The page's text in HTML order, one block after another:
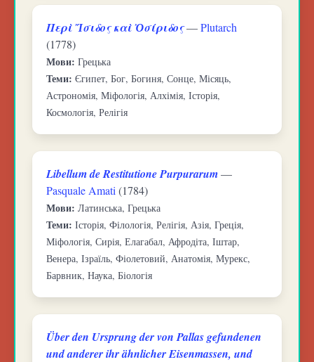
Περὶ Ἴσιδος καὶ Ὀσίριδος—Plutarch
(1778)
Мови: Грецька
Теми: Єгипет, Бог, Богиня, Сонце, Місяць,
Астрономія, Міфологія, Алхімія, Історія,
Космологія, Релігія
Libellum de Restitutione Purpurarum—
Pasquale Amati (1784)
Мови: Латинська, Грецька
Теми: Історія, Філологія, Релігія, Азія, Греція,
Міфологія, Сирія, Елагабал, Афродіта, Іштар,
Венера, Ізраїль, Фіолетовий, Анатомія, Мурекс,
Барвник, Наука, Біологія
Über den Ursprung der von Pallas gefundenen
und anderer ihr ähnlicher Eisenmassen, und